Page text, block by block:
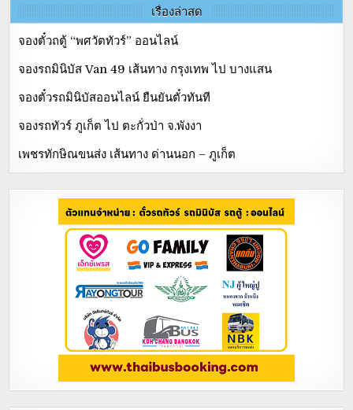
เรื่องล่าสุด
จองตั๋วถตู้ “พศวัตทัวร์” ออนไลน์
จองรถมินิบัส Van 49 เส้นทาง กรุงเทพ ไป บางแสน
จองตั๋วรถมินิบัสออนไลน์ ยืนยันตั๋วทันที
จองรถทัวร์ ภูเก็ต ไป ตะกั่วป่า จ.พังงา
เพชรทักษิณขนส่ง เส้นทาง ด่านนอก – ภูเก็ต